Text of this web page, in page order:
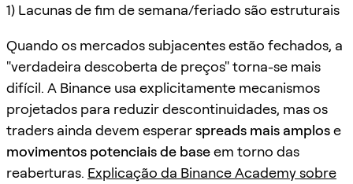
1) Lacunas de fim de semana/feriado são estruturais
Quando os mercados subjacentes estão fechados, a
"verdadeira descoberta de preços" torna-se mais
difícil. A Binance usa explicitamente mecanismos
projetados para reduzir descontinuidades, mas os
traders ainda devem esperarspreads mais amplose
movimentos potenciais de baseem torno das
reaberturas. Explicação da Binance Academy sobre